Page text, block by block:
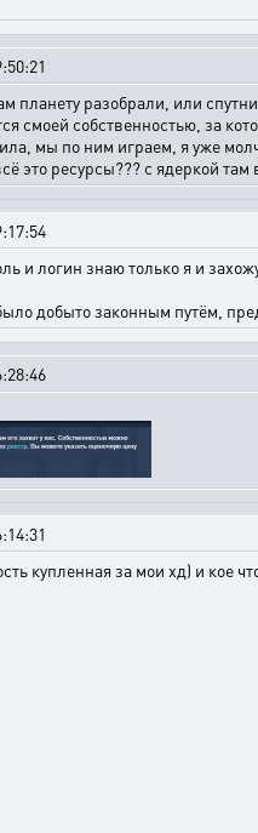
планету разобрали, или
смоей собственностью, за
мы по ним играем, я уже
это ресурсы??? с ядеркой
и логин знаю только я и
добыто законным путём,
купленная за мои хд) и кое